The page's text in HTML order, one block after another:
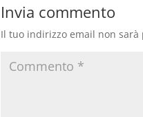
Invia commento
Il tuo indirizzo email non sarà